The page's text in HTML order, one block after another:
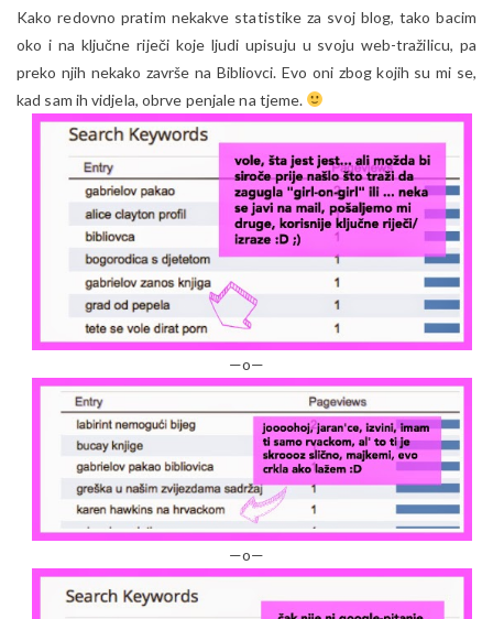
Kako redovno pratim nekakve statistike za svoj blog, tako bacim
oko i na ključne riječi koje ljudi upisuju u svoju web-tražilicu, pa
preko njih nekako završe na Bibliovci. Evo oni zbog kojih su mi se,
kad sam ih vidjela, obrve penjale na tjeme.
—o—
—o—